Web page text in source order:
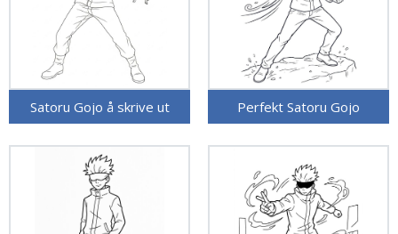
Satoru Gojo å skrive ut Perfekt Satoru Gojo